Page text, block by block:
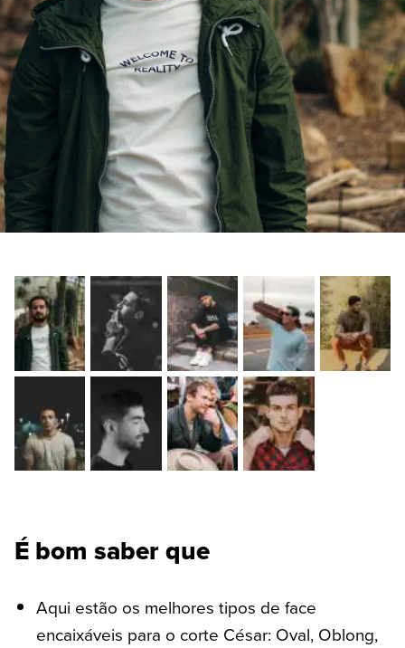
É bom saber que
Aqui estão os melhores tipos de face
encaixáveis para o corte César: Oval, Oblong,